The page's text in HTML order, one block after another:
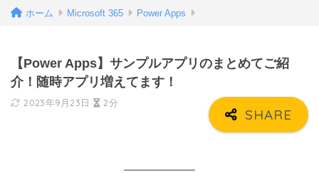
ホーム Microsoft 365 Power Apps
【Power Apps】サンプルアプリのまとめてご紹
介！随時アプリ増えてます！
2023年9月23日 2分